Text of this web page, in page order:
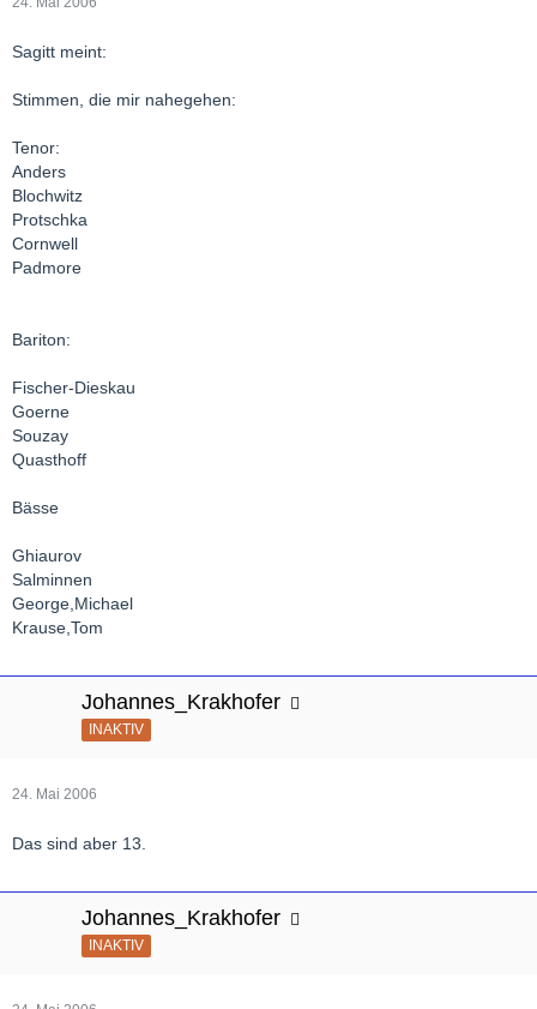
Sagitt meint:
Stimmen, die mir nahegehen:
Tenor:
Anders
Blochwitz
Protschka
Cornwell
Padmore
Bariton:
Fischer-Dieskau
Goerne
Souzay
Quasthoff
Bässe
Ghiaurov
Salminnen
George,Michael
Krause,Tom
Johannes_Krakhofer
INAKTIV
24. Mai 2006
Das sind aber 13.
Johannes_Krakhofer
INAKTIV